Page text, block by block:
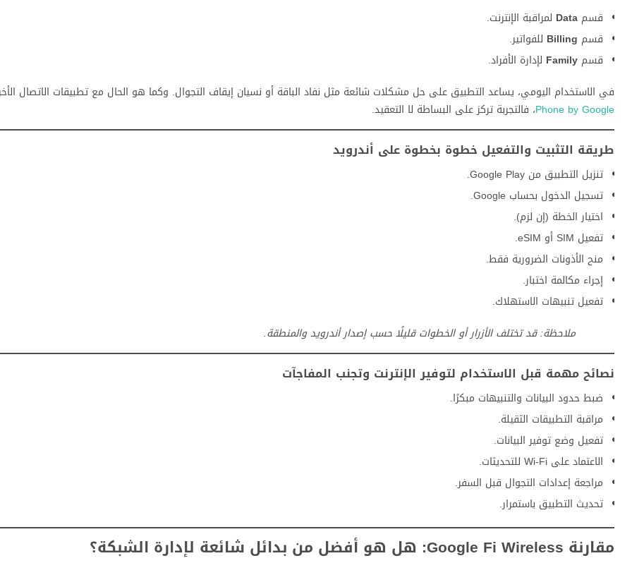
قسم Data لمراقبة الإنترنت.
قسم Billing للفواتير.
قسم Family لإدارة الأفراد.
في الاستخدام اليومي، يساعد التطبيق على حل مشكلات شائعة مثل نفاد الباقة أو نسيان إيقاف التجوال. وكما هو الحال مع تطبيقات الاتصال
Phone by Google، فالتجربة تركز على البساطة لا التعقيد.
طريقة التثبيت والتفعيل خطوة بخطوة على أندرويد
تنزيل التطبيق من Google Play.
تسجيل الدخول بحساب Google.
اختيار الخطة (إن لزم).
تفعيل SIM أو eSIM.
منح الأذونات الضرورية فقط.
إجراء مكالمة اختبار.
تفعيل تنبيهات الاستهلاك.
ملاحظة: قد تختلف الأزرار أو الخطوات قليلًا حسب إصدار أندرويد والمنطقة.
نصائح مهمة قبل الاستخدام لتوفير الإنترنت وتجنب المفاجآت
ضبط حدود البيانات والتنبيهات مبكرًا.
مراقبة التطبيقات الثقيلة.
تفعيل وضع توفير البيانات.
الاعتماد على Wi-Fi للتحديثات.
مراجعة إعدادات التجوال قبل السفر.
تحديث التطبيق باستمرار.
مقارنة Google Fi Wireless: هل هو أفضل من بدائل شائعة لإدارة الشبكة؟